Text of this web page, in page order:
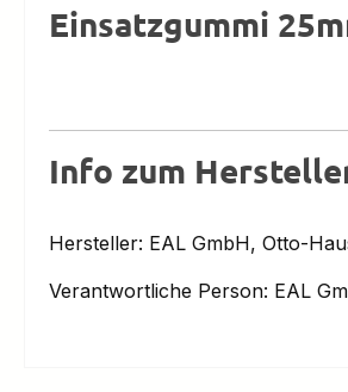
Einsatzgummi
Info zum
Hersteller: EAL GmbH, Otto-
Verantwortliche Person: EAL